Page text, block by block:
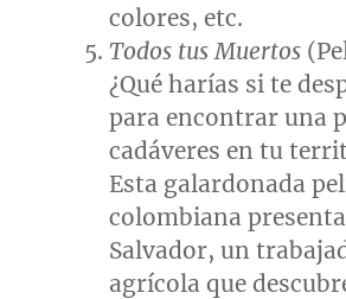
colores, etc.
Todos tus Muertos
¿Qué harías si te
para encontrar una
cadáveres en tu
Esta galardonada
colombiana
Salvador, un
agrícola que